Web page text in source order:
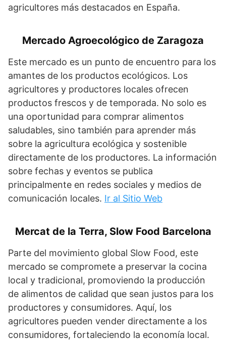
agricultores más destacados en España.
Mercado Agroecológico de Zaragoza
Este mercado es un punto de encuentro para los
amantes de los productos ecológicos. Los
agricultores y productores locales ofrecen
productos frescos y de temporada. No solo es
una oportunidad para comprar alimentos
saludables, sino también para aprender más
sobre la agricultura ecológica y sostenible
directamente de los productores. La información
sobre fechas y eventos se publica
principalmente en redes sociales y medios de
comunicación locales. Ir al Sitio Web
Mercat de la Terra, Slow Food Barcelona
Parte del movimiento global Slow Food, este
mercado se compromete a preservar la cocina
local y tradicional, promoviendo la producción
de alimentos de calidad que sean justos para los
productores y consumidores. Aquí, los
agricultores pueden vender directamente a los
consumidores, fortaleciendo la economía local.